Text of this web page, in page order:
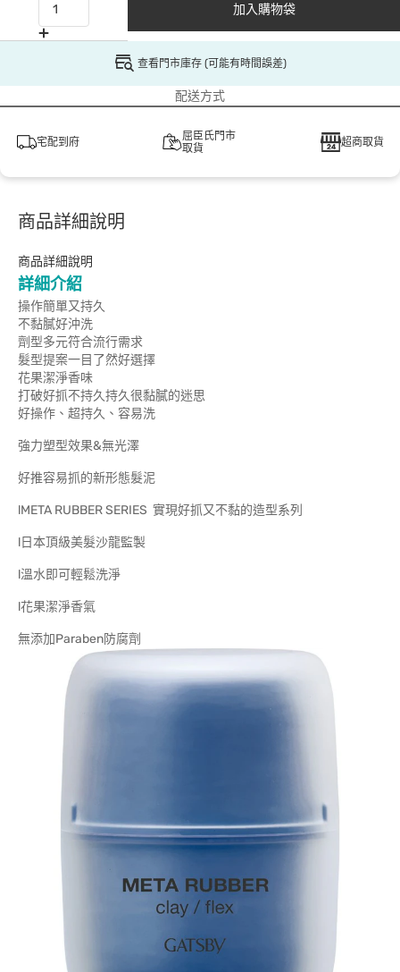
加入購物袋
查看門市庫存 (可能有時間誤差)
配送方式
宅配到府
屈臣氏門市
取貨
超商取貨
商品詳細說明
商品詳細說明
詳細介紹
操作簡單又持久
不黏膩好沖洗
劑型多元符合流行需求
髮型提案一目了然好選擇
花果潔淨香味
打破好抓不持久持久很黏膩的迷思
好操作、超持久、容易洗
強力塑型效果&無光澤
好推容易抓的新形態髮泥
lMETA RUBBER SERIES 實現好抓又不黏的造型系列
l日本頂級美髮沙龍監製
l溫水即可輕鬆洗淨
l花果潔淨香氣
無添加Paraben防腐劑